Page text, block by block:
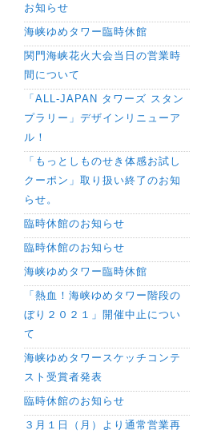
お知らせ
海峡ゆめタワー臨時休館
関門海峡花火大会当日の営業時
間について
「ALL-JAPAN タワーズ スタン
プラリー」デザインリニューア
ル！
「もっとしものせき体感お試し
クーポン」取り扱い終了のお知
らせ。
臨時休館のお知らせ
臨時休館のお知らせ
海峡ゆめタワー臨時休館
「熱血！海峡ゆめタワー階段の
ぼり２０２１」開催中止につい
て
海峡ゆめタワースケッチコンテ
スト受賞者発表
臨時休館のお知らせ
３月１日（月）より通常営業再